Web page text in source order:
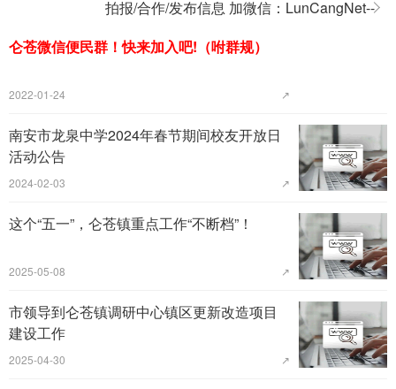
拍报/合作/发布信息 加微信：LunCangNet--
仑苍微信便民群！快来加入吧!（咐群规）
2022-01-24 ↗
南安市龙泉中学2024年春节期间校友开放日
活动公告
2024-02-03 ↗
这个“五一”，仑苍镇重点工作“不断档”！
2025-05-08 ↗
市领导到仑苍镇调研中心镇区更新改造项目
建设工作
2025-04-30 ↗